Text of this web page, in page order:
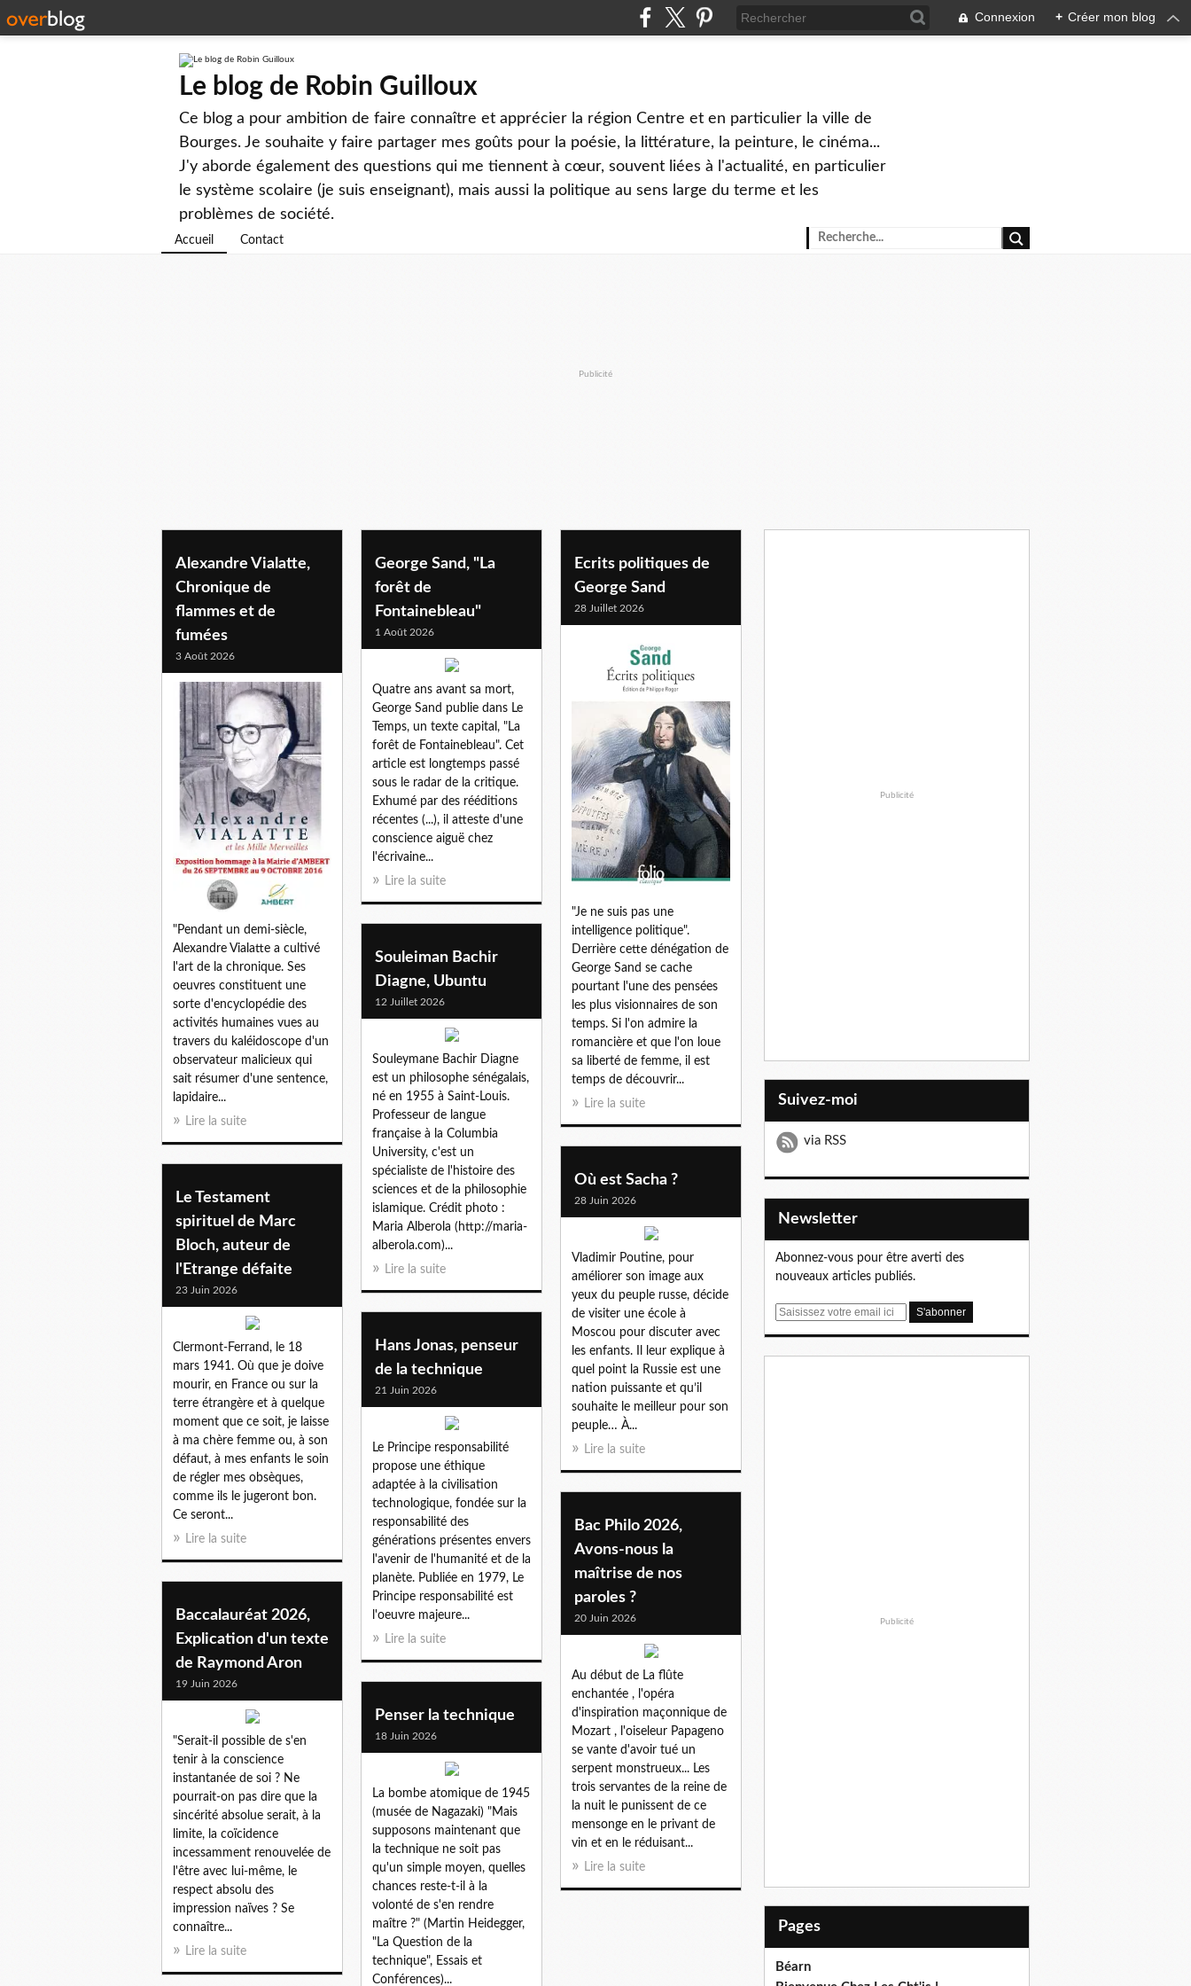
Connexion + Créer mon blog
Le blog de Robin Guilloux
Ce blog a pour ambition de faire connaître et apprécier la région Centre et en particulier la ville de
Bourges. Je souhaite y faire partager mes goûts pour la poésie, la littérature, la peinture, le cinéma...
J'y aborde également des questions qui me tiennent à cœur, souvent liées à l'actualité, en particulier
le système scolaire (je suis enseignant), mais aussi la politique au sens large du terme et les
problèmes de société.
Accueil Contact
Publicité
Alexandre Vialatte,
Chronique de
flammes et de
fumées
3 Août 2026
"Pendant un demi-siècle,
Alexandre Vialatte a cultivé
l'art de la chronique. Ses
oeuvres constituent une
sorte d'encyclopédie des
activités humaines vues au
travers du kaléidoscope d'un
observateur malicieux qui
sait résumer d'une sentence,
lapidaire...
Lire la suite
George Sand, "La
forêt de
Fontainebleau"
1 Août 2026
Quatre ans avant sa mort,
George Sand publie dans Le
Temps, un texte capital, "La
forêt de Fontainebleau". Cet
article est longtemps passé
sous le radar de la critique.
Exhumé par des rééditions
récentes (...), il atteste d'une
conscience aiguë chez
l'écrivaine...
Lire la suite
Ecrits politiques de
George Sand
28 Juillet 2026
"Je ne suis pas une
intelligence politique".
Derrière cette dénégation de
George Sand se cache
pourtant l'une des pensées
les plus visionnaires de son
temps. Si l'on admire la
romancière et que l'on loue
sa liberté de femme, il est
temps de découvrir...
Lire la suite
Souleiman Bachir
Diagne, Ubuntu
12 Juillet 2026
Souleymane Bachir Diagne
est un philosophe sénégalais,
né en 1955 à Saint-Louis.
Professeur de langue
française à la Columbia
University, c'est un
spécialiste de l'histoire des
sciences et de la philosophie
islamique. Crédit photo :
Maria Alberola (http://maria-
alberola.com)...
Lire la suite
Où est Sacha ?
28 Juin 2026
Vladimir Poutine, pour
améliorer son image aux
yeux du peuple russe, décide
de visiter une école à
Moscou pour discuter avec
les enfants. Il leur explique à
quel point la Russie est une
nation puissante et qu’il
souhaite le meilleur pour son
peuple… À...
Lire la suite
Le Testament
spirituel de Marc
Bloch, auteur de
l'Etrange défaite
23 Juin 2026
Clermont-Ferrand, le 18
mars 1941. Où que je doive
mourir, en France ou sur la
terre étrangère et à quelque
moment que ce soit, je laisse
à ma chère femme ou, à son
défaut, à mes enfants le soin
de régler mes obsèques,
comme ils le jugeront bon.
Ce seront...
Lire la suite
Hans Jonas, penseur
de la technique
21 Juin 2026
Le Principe responsabilité
propose une éthique
adaptée à la civilisation
technologique, fondée sur la
responsabilité des
générations présentes envers
l'avenir de l'humanité et de la
planète. Publiée en 1979, Le
Principe responsabilité est
l'oeuvre majeure...
Lire la suite
Bac Philo 2026,
Avons-nous la
maîtrise de nos
paroles ?
20 Juin 2026
Au début de La flûte
enchantée , l'opéra
d'inspiration maçonnique de
Mozart , l'oiseleur Papageno
se vante d'avoir tué un
serpent monstrueux... Les
trois servantes de la reine de
la nuit le punissent de ce
mensonge en le privant de
vin et en le réduisant...
Lire la suite
Baccalauréat 2026,
Explication d'un texte
de Raymond Aron
19 Juin 2026
"Serait-il possible de s'en
tenir à la conscience
instantanée de soi ? Ne
pourrait-on pas dire que la
sincérité absolue serait, à la
limite, la coïcidence
incessamment renouvelée de
l'être avec lui-même, le
respect absolu des
impression naïves ? Se
connaître...
Lire la suite
Penser la technique
18 Juin 2026
La bombe atomique de 1945
(musée de Nagazaki) "Mais
supposons maintenant que
la technique ne soit pas
qu'un simple moyen, quelles
chances reste-t-il à la
volonté de s'en rendre
maître ?" (Martin Heidegger,
"La Question de la
technique", Essais et
Conférences)...
Publicité
Suivez-moi
via RSS
Newsletter
Abonnez-vous pour être averti des
nouveaux articles publiés.
E
Publicité
Pages
Béarn